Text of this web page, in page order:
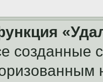
созданные